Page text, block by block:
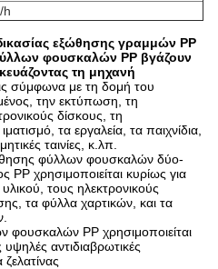
h
εξώθησης γραμμών PP
φουσκαλών PP βγάζουν
τη μηχανή
σύμφωνα με τη δομή του
την εκτύπωση, τη
δίσκους, τη
τα εργαλεία, τα παιχνίδια,
ταινίες, κ.λπ.
φύλλων φουσκαλών δύο-
PP χρησιμοποιείται κυρίως για
τους ηλεκτρονικούς
τα φύλλα χαρτικών, και τα
PP χρησιμοποιείται
αντιδιαβρωτικές